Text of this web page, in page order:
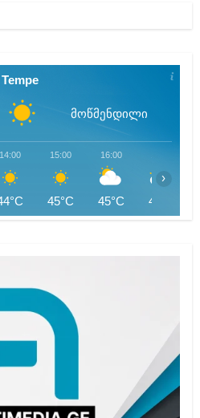
Tempe
მოწმენდილი
14:00 15:00
45°C
16:00
45°C 45°C
›